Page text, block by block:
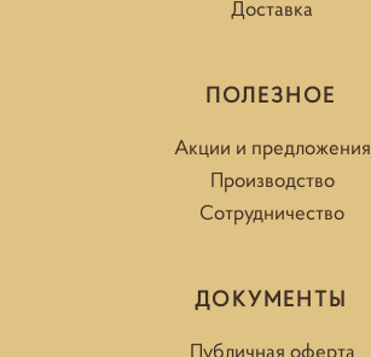
Доставка
ПОЛЕЗНОЕ
Акции и предложения
Производство
Сотрудничество
ДОКУМЕНТЫ
Публичная оферта